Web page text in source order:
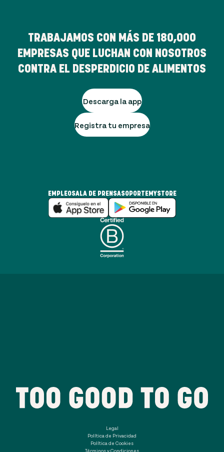
TRABAJAMOS CON MÁS DE 180,000
EMPRESAS QUE LUCHAN CON NOSOTROS
CONTRA EL DESPERDICIO DE ALIMENTOS
Descarga la app
Registra tu empresa
EMPLEOSALA DE PRENSA SOPORTEMYSTORE
Legal
Política de Privacidad
Política de Cookies
Términos y Condiciones